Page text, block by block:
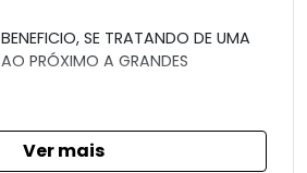
SE TRATANDO DE UMA
PRÓXIMO A GRANDES
AVENIDA DO BAIRRO,
Ver mais